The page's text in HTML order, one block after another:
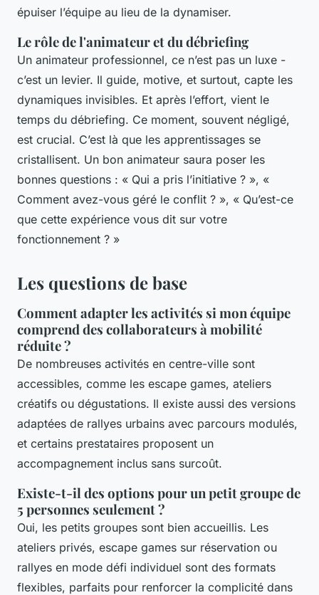
épuiser l’équipe au lieu de la dynamiser.
Le rôle de l'animateur et du débriefing
Un animateur professionnel, ce n’est pas un luxe -
c’est un levier. Il guide, motive, et surtout, capte les
dynamiques invisibles. Et après l’effort, vient le
temps du débriefing. Ce moment, souvent négligé,
est crucial. C’est là que les apprentissages se
cristallisent. Un bon animateur saura poser les
bonnes questions : « Qui a pris l’initiative ? », «
Comment avez-vous géré le conflit ? », « Qu’est-ce
que cette expérience vous dit sur votre
fonctionnement ? »
Les questions de base
Comment adapter les activités si mon équipe
comprend des collaborateurs à mobilité
réduite ?
De nombreuses activités en centre-ville sont
accessibles, comme les escape games, ateliers
créatifs ou dégustations. Il existe aussi des versions
adaptées de rallyes urbains avec parcours modulés,
et certains prestataires proposent un
accompagnement inclus sans surcoût.
Existe-t-il des options pour un petit groupe de
5 personnes seulement ?
Oui, les petits groupes sont bien accueillis. Les
ateliers privés, escape games sur réservation ou
rallyes en mode défi individuel sont des formats
flexibles, parfaits pour renforcer la complicité dans